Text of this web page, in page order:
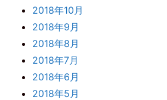
2018年10月
2018年9月
2018年8月
2018年7月
2018年6月
2018年5月